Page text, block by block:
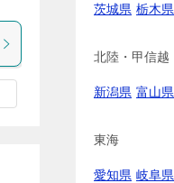
茨城県 栃木県
北陸・甲信越
新潟県 富山県
東海
愛知県 岐阜県